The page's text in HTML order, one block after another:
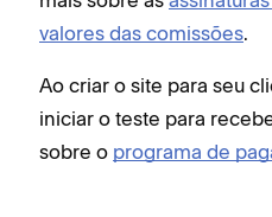
valores das comissões.
Ao criar o site para seu
iniciar o teste para
sobre o programa de